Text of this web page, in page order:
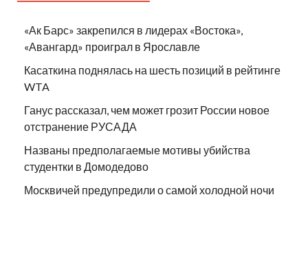
«Ак Барс» закрепился в лидерах «Востока»,
«Авангард» проиграл в Ярославле
Касаткина поднялась на шесть позиций в рейтинге
WTA
Ганус рассказал, чем может грозит России новое
отстранение РУСАДА
Названы предполагаемые мотивы убийства
студентки в Домодедово
Москвичей предупредили о самой холодной ночи